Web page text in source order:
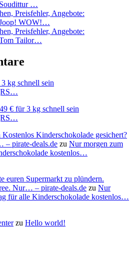
Soudittur …
Preisfehler, Angebote:
Joop! WOW!…
Preisfehler, Angebote:
Tom Tailor…
kg schnell sein
€ für 3 kg schnell sein
Kinderschokolade gesichert?
– pirate-deals.de zu Nur morgen zum
kostenlos…
euren Supermarkt zu plündern.
Nur… – pirate-deals.de zu Nur
für alle Kinderschokolade kostenlos…
zu Hello world!